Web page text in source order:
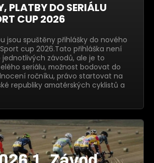
PLATBY DO SERIÁLU
CUP 2026
jsou spuštěny přihlášky do nového
cup 2026.Tato přihláška není
jednotlivých závodů, ale je to
seriálu, možnost bodovat do
ročníku, právo startovat na
republiky amatérských cyklistů a